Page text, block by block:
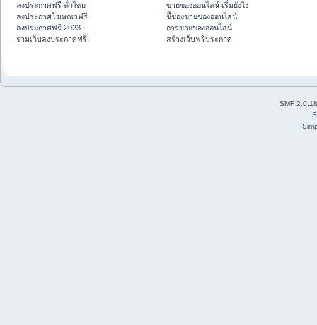
ลงประกาศฟรี ทั่วไทย
ลงประกาศโฆษณาฟรี
ลงประกาศฟรี 2023
รวมเว็บลงประกาศฟรี
ขายของออนไลน์ เริ่มยังไง
ชี้ช่องขายของออนไลน์
การขายของออนไลน์
สร้างเว็บฟรีประกาศ
SMF 2.0.18